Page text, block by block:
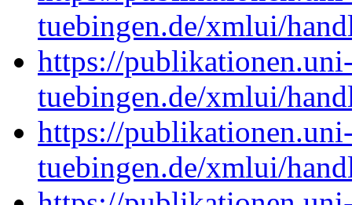
tuebingen.de/xmlui/
https://
tuebingen.de/xmlui/
https://
tuebingen.de/xmlui/